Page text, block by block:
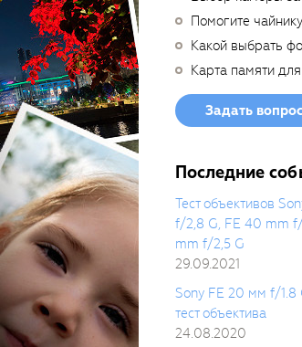
Помогите
Какой выбрать
Карта памяти
Задать
Последние
Тест объективов
f/2,8 G, FE 40 mm
mm f/2,5 G
29.09.2021
Sony FE 20 мм f/1.8
тест объектива
24.08.2020